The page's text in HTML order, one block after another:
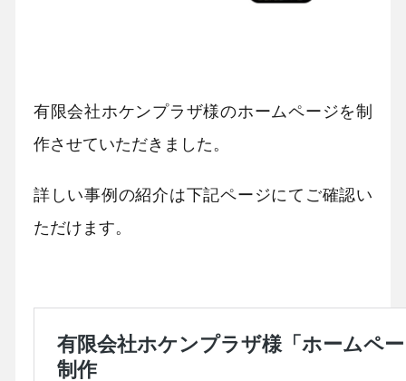
有限会社ホケンプラザ様のホームページを制
作させていただきました。
詳しい事例の紹介は下記ページにてご確認い
ただけます。